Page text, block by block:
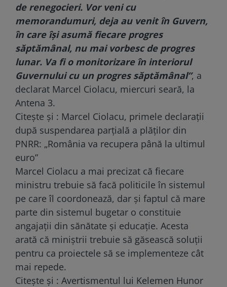
de renegocieri. Vor veni cu
memorandumuri, deja au venit în Guvern,
în care îşi asumă fiecare progres
săptămânal, nu mai vorbesc de progres
lunar. Va fi o monitorizare în interiorul
Guvernului cu un progres săptămânal”, a
declarat Marcel Ciolacu, miercuri seară, la
Antena 3.
Citește și : Marcel Ciolacu, primele declarații
după suspendarea parțială a plăților din
PNRR: „România va recupera până la ultimul
euro”
Marcel Ciolacu a mai precizat că fiecare
ministru trebuie să facă politicile în sistemul
pe care îl coordonează, dar și faptul că mare
parte din sistemul bugetar o constituie
angajații din sănătate și educație. Acesta
arată că miniștrii trebuie să găsească soluții
pentru ca proiectele să se implementeze cât
mai repede.
Citește și : Avertismentul lui Kelemen Hunor